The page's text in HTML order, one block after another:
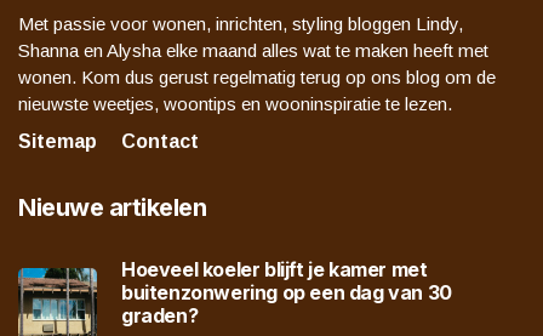
Met passie voor wonen, inrichten, styling bloggen Lindy,
Shanna en Alysha elke maand alles wat te maken heeft met
wonen. Kom dus gerust regelmatig terug op ons blog om de
nieuwste weetjes, woontips en wooninspiratie te lezen.
Sitemap
Contact
Nieuwe artikelen
Hoeveel koeler blijft je kamer met
buitenzonwering op een dag van 30
graden?